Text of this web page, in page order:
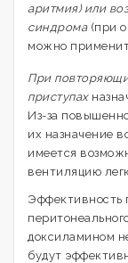
аритмия) или
синдрома(при
можно
При
приступах
Из-за
их назначение
имеется
вентиляцию
Эффективность
доксиламином
будут